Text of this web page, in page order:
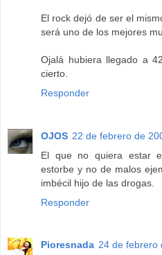
El rock dejó de ser el
será uno de los mejores
Ojalá hubiera llegado a
cierto.
Responder
OJOS 22 de febrero de
El que no quiera estar
estorbe y no de malos
imbécil hijo de las drogas.
Responder
Pioresnada 24 de febrero